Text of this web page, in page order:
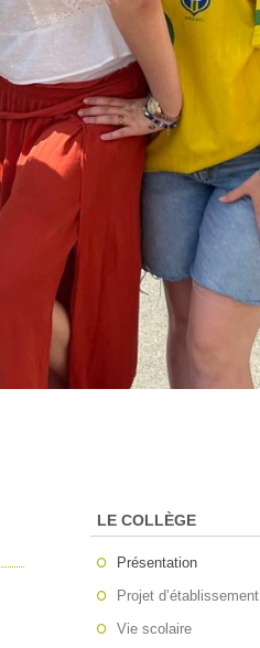
LE COLLÈGE
Présentation
Projet d’établissement
Vie scolaire